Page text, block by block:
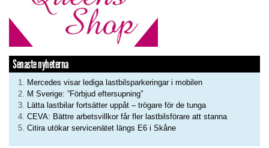
Senaste nyheterna
Mercedes visar lediga lastbilsparkeringar i mobilen
M Sverige: ”Förbjud eftersupning”
Lätta lastbilar fortsätter uppåt – trögare för de tunga
CEVA: Bättre arbetsvillkor får fler lastbilsförare att stanna
Citira utökar servicenätet längs E6 i Skåne